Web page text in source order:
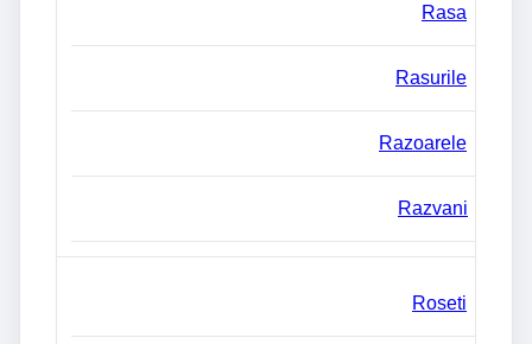
Rasa
Rasurile
Razoarele
Razvani
Roseti